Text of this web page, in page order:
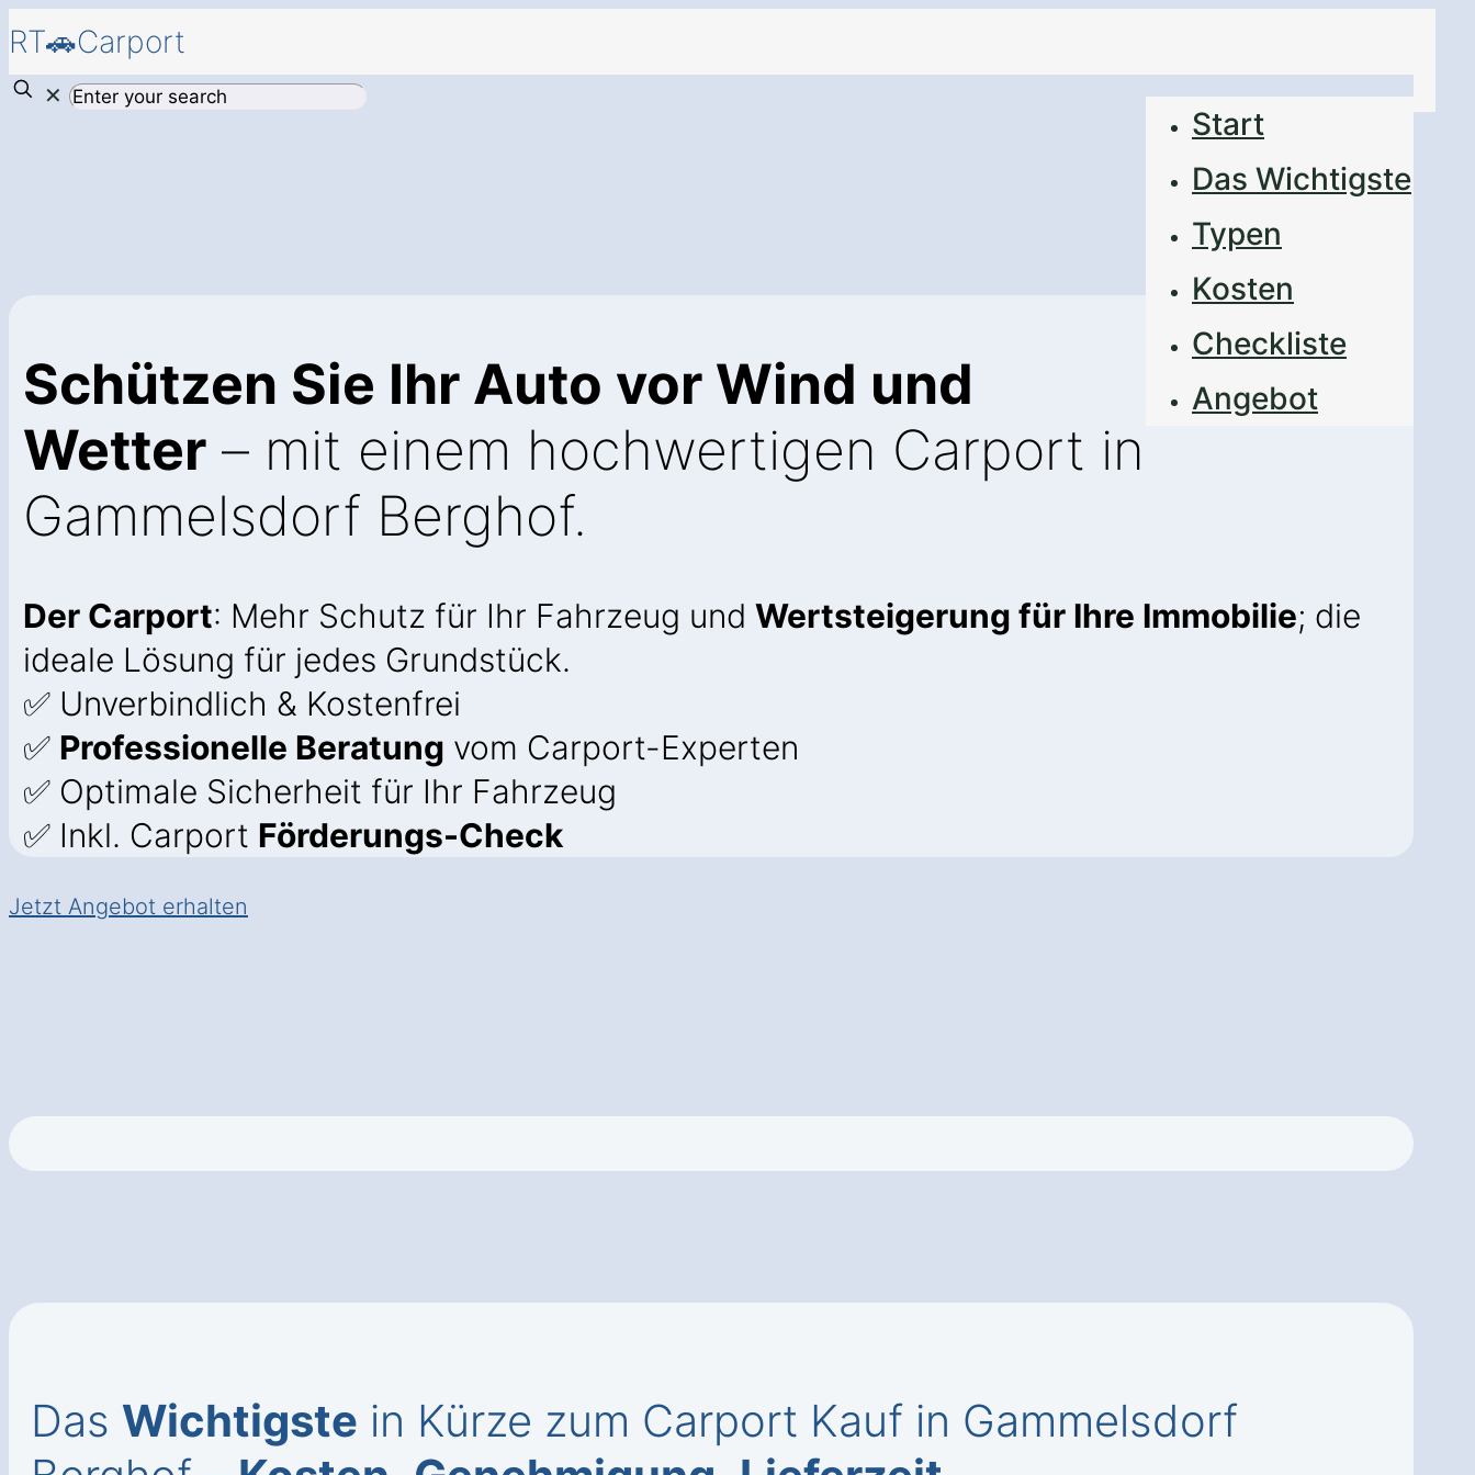
RT🚗Carport
Start
Das Wichtigste
Typen
Kosten
Checkliste
Angebot
✕
Schützen Sie Ihr Auto vor Wind und
Wetter – mit einem hochwertigen Carport in
Gammelsdorf Berghof.
Der Carport: Mehr Schutz für Ihr Fahrzeug und Wertsteigerung für Ihre Immobilie; die
ideale Lösung für jedes Grundstück.
✅ Unverbindlich & Kostenfrei
✅ Professionelle Beratung vom Carport-Experten
✅ Optimale Sicherheit für Ihr Fahrzeug
✅ Inkl. Carport Förderungs-Check
Jetzt Angebot erhalten
Das Wichtigste in Kürze zum Carport Kauf in Gammelsdorf